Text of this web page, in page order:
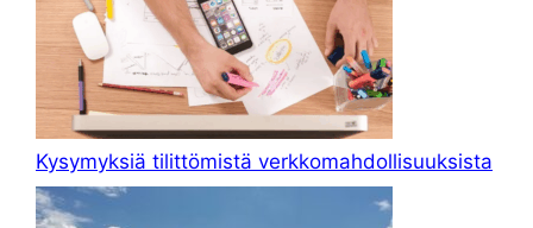
Kysymyksiä tilittömistä verkkomahdollisuuksista